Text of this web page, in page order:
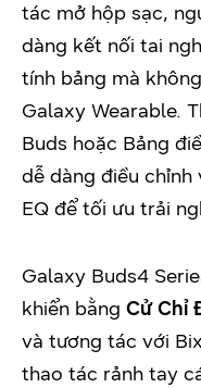
tác mở hộp sạc,
dàng kết nối tai
tính bảng mà
Galaxy Wearable.
Buds hoặc Bảng
dễ dàng điều chỉnh
EQ để tối ưu trải
Galaxy Buds4
khiển bằng Cử Chỉ
và tương tác với
thao tác rảnh tay